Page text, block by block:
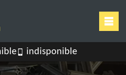
indisponible